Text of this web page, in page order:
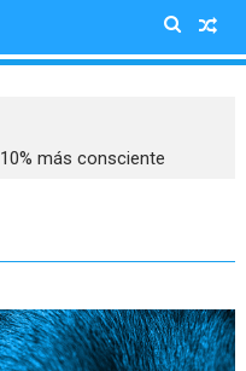
10% más consciente